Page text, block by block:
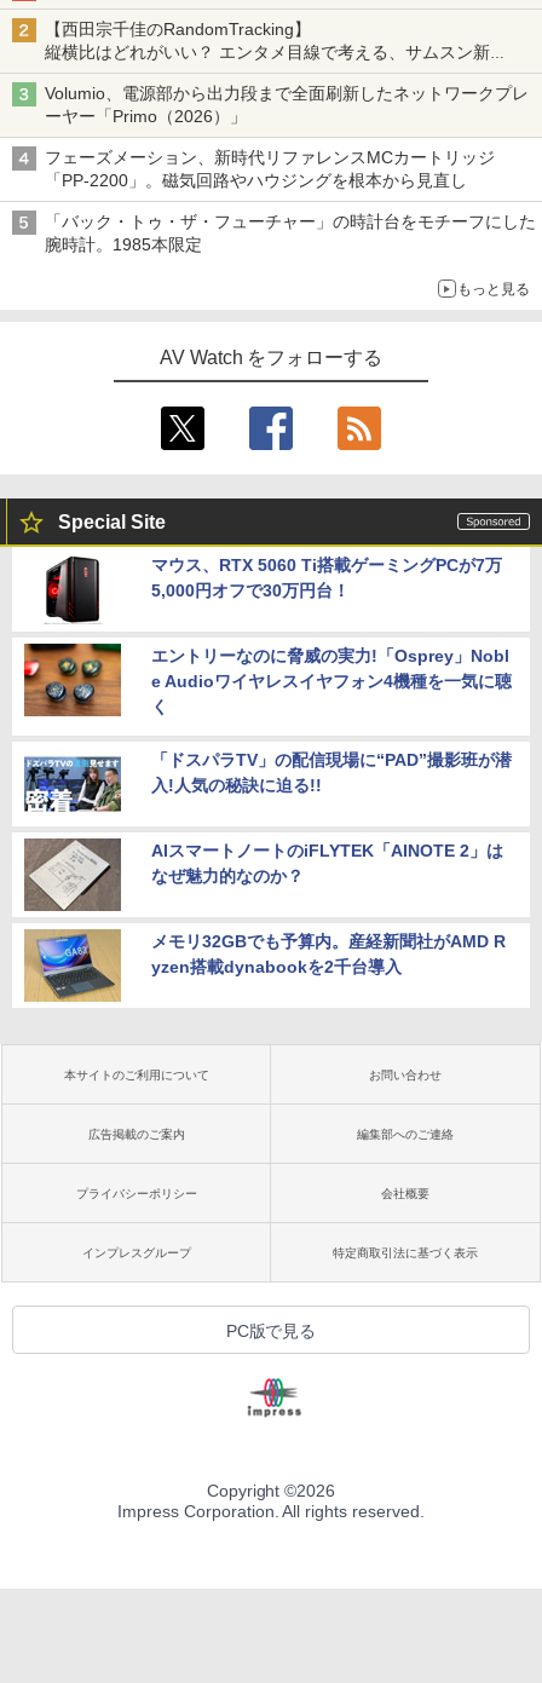
【西田宗千佳のRandomTracking】
縦横比はどれがいい？ エンタメ目線で考える、サムスン新
「Galaxy Z Fold」
Volumio、電源部から出力段まで全面刷新したネットワークプレ
ーヤー「Primo（2026）」
フェーズメーション、新時代リファレンスMCカートリッジ
「PP-2200」。磁気回路やハウジングを根本から見直し
「バック・トゥ・ザ・フューチャー」の時計台をモチーフにした
腕時計。1985本限定
もっと見る
AV Watch をフォローする
Special Site
マウス、RTX 5060 Ti搭載ゲーミングPCが7万
5,000円オフで30万円台！
エントリーなのに脅威の実力!「Osprey」Nobl
e Audioワイヤレスイヤフォン4機種を一気に聴
く
「ドスパラTV」の配信現場に“PAD”撮影班が潜
入!人気の秘訣に迫る!!
AIスマートノートのiFLYTEK「AINOTE 2」は
なぜ魅力的なのか？
メモリ32GBでも予算内。産経新聞社がAMD R
yzen搭載dynabookを2千台導入
本サイトのご利用について お問い合わせ
広告掲載のご案内 編集部へのご連絡
プライバシーポリシー 会社概要
インプレスグループ 特定商取引法に基づく表示
PC版で見る
Copyright ©2026
Impress Corporation. All rights reserved.